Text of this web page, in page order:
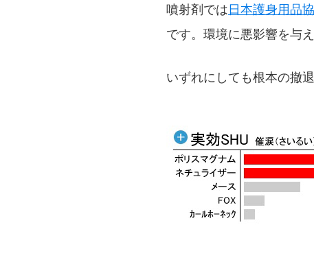
噴射剤では日本護身用品
です。環境に悪影響を与
いずれにしても根本の撤